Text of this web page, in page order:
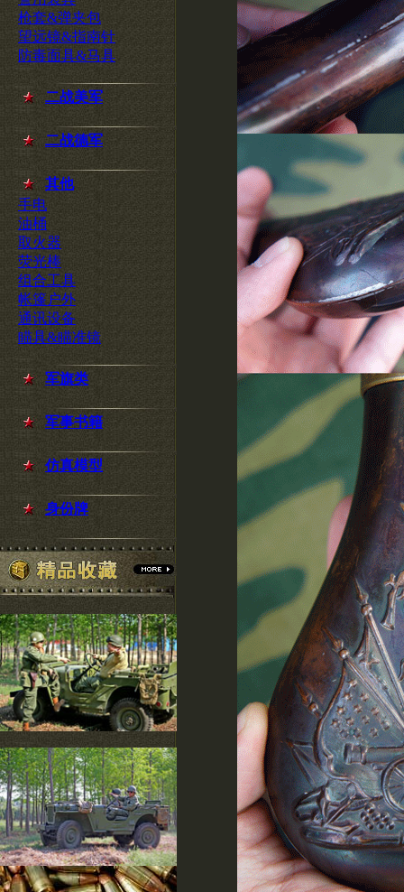
枪套&弹夹包
望远镜&指南针
防毒面具&马具
二战美军
二战德军
其他
手电
油桶
取火器
荧光棒
组合工具
帐篷户外
通讯设备
瞄具&瞄准镜
军旗类
军事书籍
仿真模型
身份牌